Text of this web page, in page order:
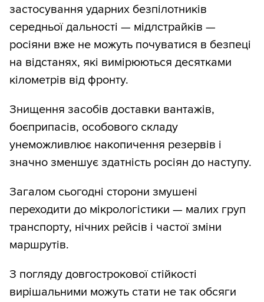
застосування ударних безпілотників
середньої дальності — мідлстрайків —
росіяни вже не можуть почуватися в безпеці
на відстанях, які вимірюються десятками
кілометрів від фронту.
Знищення засобів доставки вантажів,
боєприпасів, особового складу
унеможливлює накопичення резервів і
значно зменшує здатність росіян до наступу.
Загалом сьогодні сторони змушені
переходити до мікрологістики — малих груп
транспорту, нічних рейсів і частої зміни
маршрутів.
З погляду довгострокової стійкості
вирішальними можуть стати не так обсяги